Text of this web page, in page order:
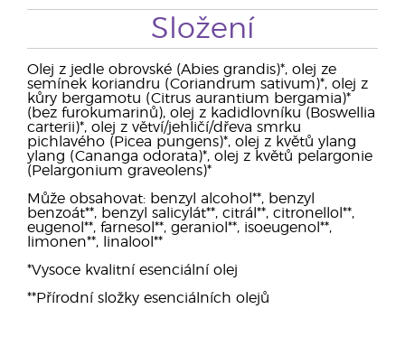
Složení
Olej z jedle obrovské (Abies grandis)*, olej ze
semínek koriandru (Coriandrum sativum)*, olej z
kůry bergamotu (Citrus aurantium bergamia)*
(bez furokumarinů), olej z kadidlovníku (Boswellia
carterii)*, olej z větví/jehličí/dřeva smrku
pichlavého (Picea pungens)*, olej z květů ylang
ylang (Cananga odorata)*, olej z květů pelargonie
(Pelargonium graveolens)*
Může obsahovat: benzyl alcohol**, benzyl
benzoát**, benzyl salicylát**, citrál**, citronellol**,
eugenol**, farnesol**, geraniol**, isoeugenol**,
limonen**, linalool**
*Vysoce kvalitní esenciální olej
**Přírodní složky esenciálních olejů